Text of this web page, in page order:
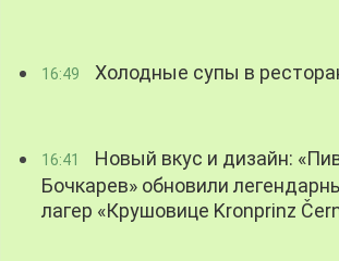
16:49 Холодные супы в
16:41
Новый вкус и дизайн:
Бочкарев» обновили
лагер «Крушовице Kronprinz